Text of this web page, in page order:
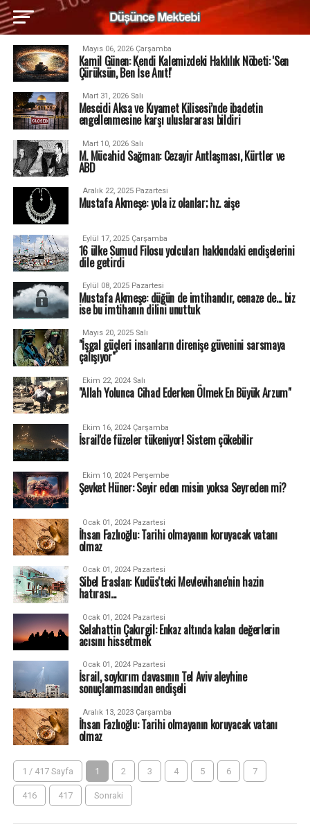
Mayıs 06, 2026 Çarşamba
Kamil Günen: Kendi Kalemizdeki Haklılık Nöbeti: 'Sen
Çürüksün, Ben İse Anıt!'
Mart 31, 2026 Salı
Mescidi Aksa ve Kıyamet Kilisesi’nde ibadetin
engellenmesine karşı uluslararası bildiri
Mart 10, 2026 Salı
M. Mücahid Sağman: Cezayir Antlaşması, Kürtler ve
ABD
Aralık 22, 2025 Pazartesi
Mustafa Akmeşe: yola iz olanlar; hz. aişe
Eylül 17, 2025 Çarşamba
16 ülke Sumud Filosu yolcuları hakkındaki endişelerini
dile getirdi
Eylül 08, 2025 Pazartesi
Mustafa Akmeşe: düğün de imtihandır, cenaze de... biz
ise bu imtihanın dilini unuttuk
Mayıs 20, 2025 Salı
"İşgal güçleri insanların direnişe güvenini sarsmaya
çalışıyor"
Ekim 22, 2024 Salı
"Allah Yolunca Cihad Ederken Ölmek En Büyük Arzum"
Ekim 16, 2024 Çarşamba
İsrail'de füzeler tükeniyor! Sistem çökebilir
Ekim 10, 2024 Perşembe
Şevket Hüner: Seyir eden misin yoksa Seyreden mi?
Ocak 01, 2024 Pazartesi
İhsan Fazlıoğlu: Tarihi olmayanın koruyacak vatanı
olmaz
Ocak 01, 2024 Pazartesi
Sibel Eraslan: Kudüs'teki Mevlevihane'nin hazin
hatırası...
Ocak 01, 2024 Pazartesi
Selahattin Çakırgil: Enkaz altında kalan değerlerin
acısını hissetmek
Ocak 01, 2024 Pazartesi
İsrail, soykırım davasının Tel Aviv aleyhine
sonuçlanmasından endişeli
Aralık 13, 2023 Çarşamba
İhsan Fazlıoğlu: Tarihi olmayanın koruyacak vatanı
olmaz
1 / 417 Sayfa 1 2 3 4 5 6 7
416 417 Sonraki